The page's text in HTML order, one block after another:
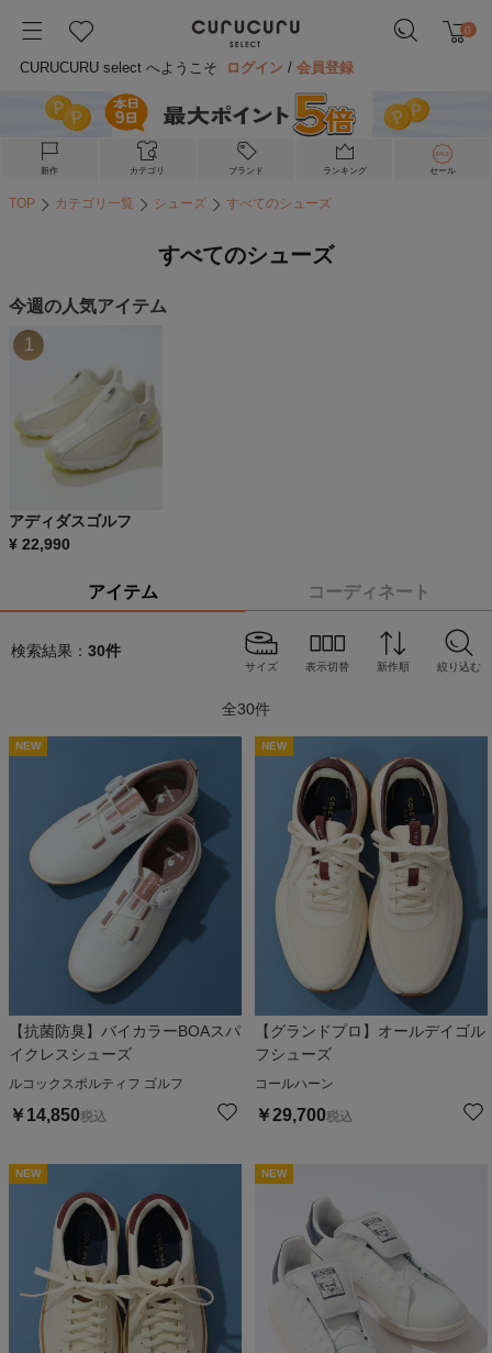
0
CURUCURU select へようこそ ログイン /会員登録
新作 カテゴリ ブランド ランキング セール
TOP カテゴリ一覧 シューズ すべてのシューズ
すべてのシューズ
今週の人気アイテム
アディダスゴルフ
¥ 22,990
1
アイテム コーディネート
検索結果： 30件
サイズ 表示切替 新作順 絞り込む
全30件
NEW
【抗菌防臭】バイカラーBOAスパ
イクレスシューズ
ルコックスポルティフ ゴルフ
￥ 14,850税込
NEW
【グランドプロ】オールデイゴル
フシューズ
コールハーン
￥29,700税込
NEW NEW